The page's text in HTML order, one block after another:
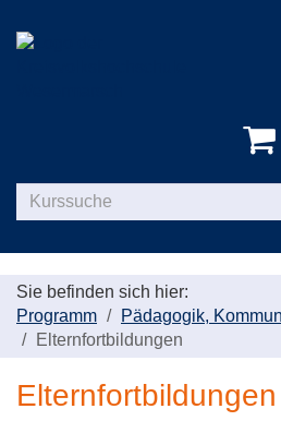
Sie befinden sich hier:
Programm
Pädagogik,
Elternfortbildungen
Elternfortbildungen